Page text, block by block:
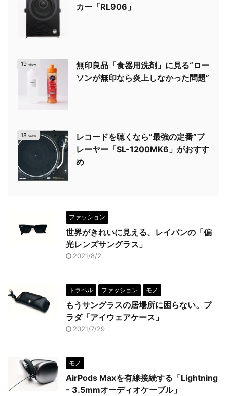
カー「RL906」
19 view
無印良品「食器用洗剤」に見る“ロー
ソンが無印なら炎上しなかった問題”
18 view
レコードを聴くなら“最強の定番”プ
レーヤー「SL-1200MK6」がおすす
め
ファッション
世界がきれいに見える、レイバンの「偏
光レンズサングラス」
2021/8/2
トラベル ファッション モノ
もうサングラスの居場所に困らない。プ
ラダ「アイウェアケース」
2021/7/29
モノ
AirPods Maxを有線接続する「Lightning
- 3.5mmオーディオケーブル」